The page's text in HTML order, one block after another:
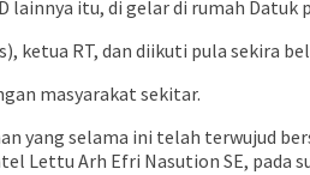
itu, di gelar di rumah
ketua RT, dan diikuti pula sekira
masyarakat sekitar.
yang selama ini telah terwujud
Lettu Arh Efri Nasution SE, pada